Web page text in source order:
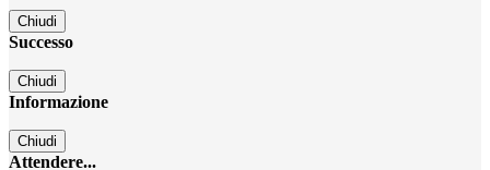
Chiudi
Successo
Chiudi
Informazione
Chiudi
Attendere...